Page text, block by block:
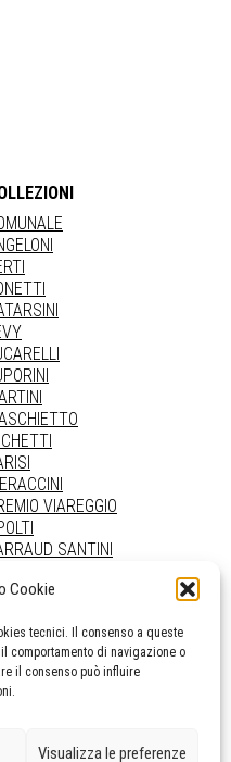
Cookie
tecnici. Il consenso a queste
comportamento di navigazione o
il consenso può influire
Visualizza le preferenze
VIAREGGIO
SANTINI